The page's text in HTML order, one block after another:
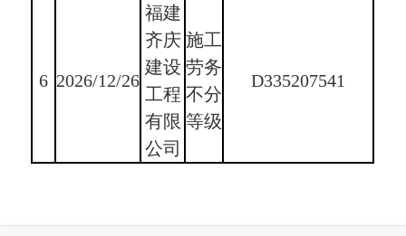
6 2026/12/26
福建
齐庆
建设
工程
有限
公司
施工
劳务
不分
等级
D335207541